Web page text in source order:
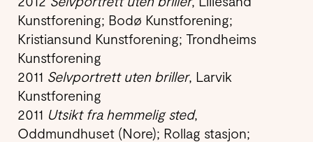
Kunstforening; Bodø Kunstforening;
Kristiansund Kunstforening; Trondheims
Kunstforening
2011 Selvportrett uten briller, Larvik
Kunstforening
2011 Utsikt fra hemmelig sted,
Oddmundhuset (Nore); Rollag stasjon;